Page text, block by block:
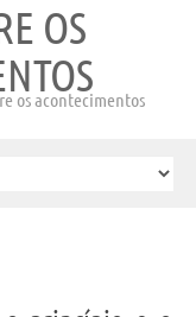
OS
os acontecimentos